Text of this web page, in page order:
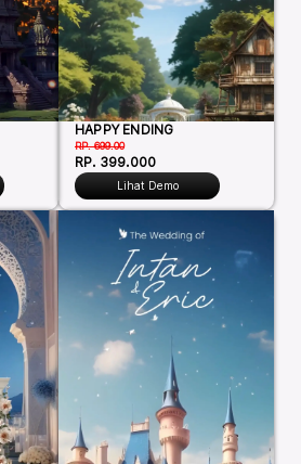
HAPPY ENDING
RP. 699.00
RP. 399.000
Lihat Demo